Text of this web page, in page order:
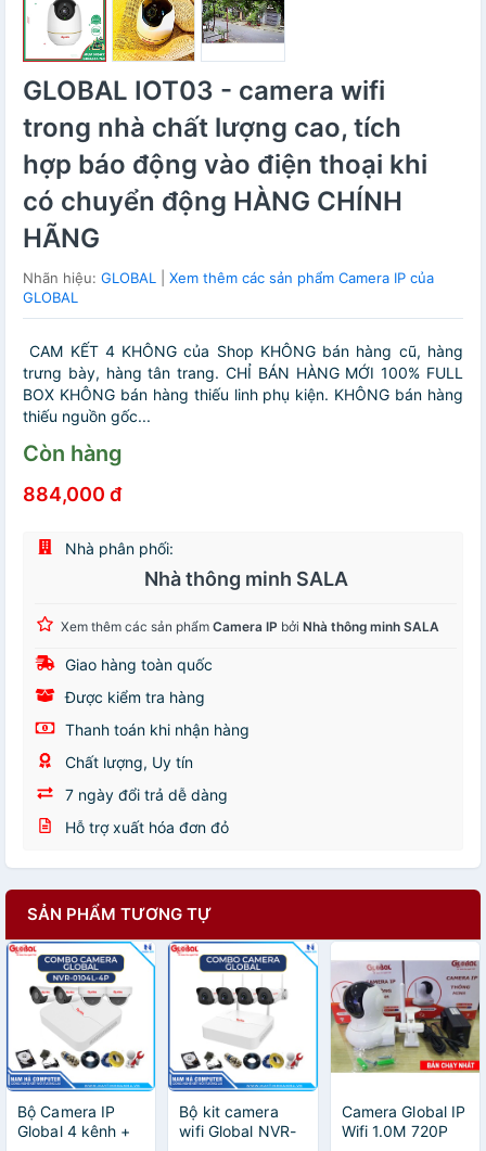
GLOBAL IOT03 - camera wifi
trong nhà chất lượng cao, tích
hợp báo động vào điện thoại khi
có chuyển động HÀNG CHÍNH
HÃNG
Nhãn hiệu: GLOBAL
Xem thêm các sản phẩm Camera IP của
GLOBAL
️️ CAM KẾT 4 KHÔNG của Shop KHÔNG bán hàng cũ, hàng
trưng bày, hàng tân trang. CHỈ BÁN HÀNG MỚI 100% FULL
BOX KHÔNG bán hàng thiếu linh phụ kiện. KHÔNG bán hàng
thiếu nguồn gốc...
Còn hàng
884,000 đ
Nhà phân phối:
Nhà thông minh SALA
Xem thêm các sản phẩm Camera IP bởi Nhà thông minh SALA
Giao hàng toàn quốc
Được kiểm tra hàng
Thanh toán khi nhận hàng
Chất lượng, Uy tín
7 ngày đổi trả dễ dàng
Hỗ trợ xuất hóa đơn đỏ
SẢN PHẨM TƯƠNG TỰ
Bộ Camera IP
Global 4 kênh +
Bộ kit camera
wifi Global NVR-
Camera Global IP
Wifi 1.0M 720P